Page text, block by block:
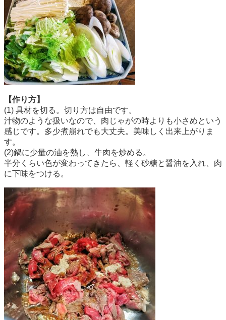
【作り方】
(1) 具材を切る。切り方は自由です。
汁物のような扱いなので、肉じゃがの時よりも小さめという
感じです。多少煮崩れでも大丈夫。美味しく出来上がりま
す。
(2)鍋に少量の油を熱し、牛肉を炒める。
半分くらい色が変わってきたら、軽く砂糖と醤油を入れ、肉
に下味をつける。